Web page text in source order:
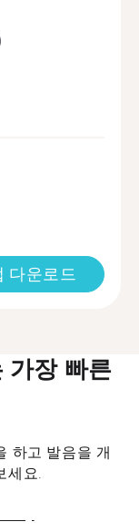
다운로드
가장 빠른
하고 발음을 개
요.